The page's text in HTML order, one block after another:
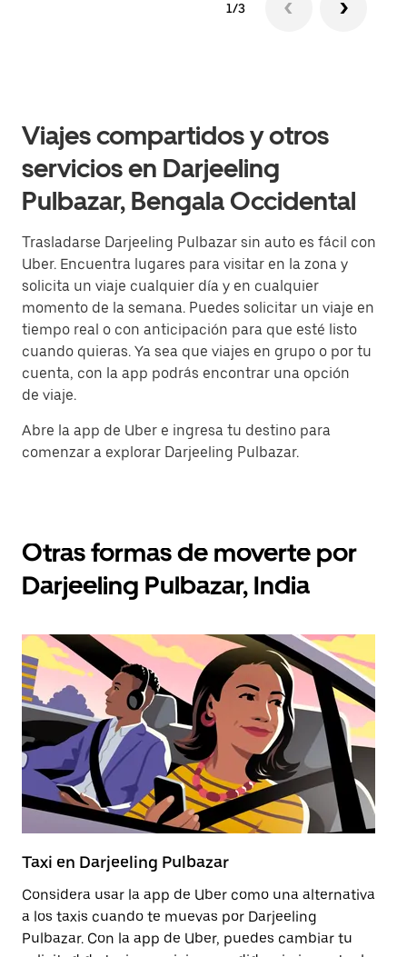
1/3
Viajes compartidos y otros
servicios en Darjeeling
Pulbazar, Bengala Occidental
Trasladarse Darjeeling Pulbazar sin auto es fácil con
Uber. Encuentra lugares para visitar en la zona y
solicita un viaje cualquier día y en cualquier
momento de la semana. Puedes solicitar un viaje en
tiempo real o con anticipación para que esté listo
cuando quieras. Ya sea que viajes en grupo o por tu
cuenta, con la app podrás encontrar una opción
de viaje.
Abre la app de Uber e ingresa tu destino para
comenzar a explorar Darjeeling Pulbazar.
Otras formas de moverte por
Darjeeling Pulbazar, India
Taxi en Darjeeling Pulbazar
Considera usar la app de Uber como una alternativa
a los taxis cuando te muevas por Darjeeling
Pulbazar. Con la app de Uber, puedes cambiar tu